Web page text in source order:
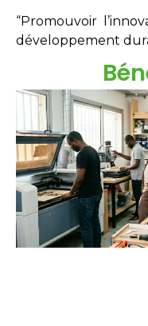
“Promouvoir
développement
Étudiants Néo-
Innovateurs